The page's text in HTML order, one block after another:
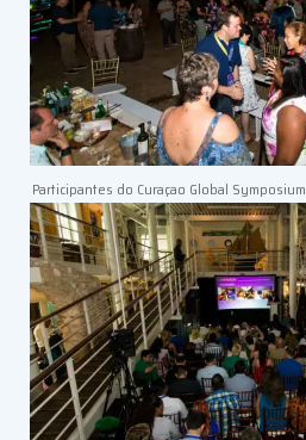
Participantes do Curaçao Global Symposium